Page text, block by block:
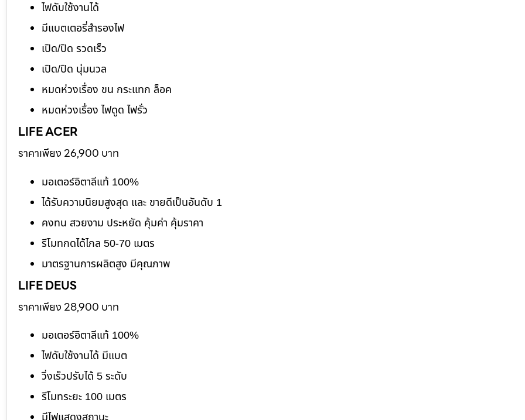
ไฟดับใช้งานได้
มีแบตเตอรี่สำรองไฟ
เปิด/ปิด รวดเร็ว
เปิด/ปิด นุ่มนวล
หมดห่วงเรื่อง ขน กระแทก ล็อค
หมดห่วงเรื่อง ไฟดูด ไฟรั่ว
LIFE ACER
ราคาเพียง 26,900 บาท
มอเตอร์อิตาลีแท้ 100%
ได้รับความนิยมสูงสุด และ ขายดีเป็นอันดับ 1
คงทน สวยงาม ประหยัด คุ้มค่า คุ้มราคา
รีโมทกดได้ไกล 50-70 เมตร
มาตรฐานการผลิตสูง มีคุณภาพ
LIFE DEUS
ราคาเพียง 28,900 บาท
มอเตอร์อิตาลีแท้ 100%
ไฟดับใช้งานได้ มีแบต
วิ่งเร็วปรับได้ 5 ระดับ
รีโมทระยะ 100 เมตร